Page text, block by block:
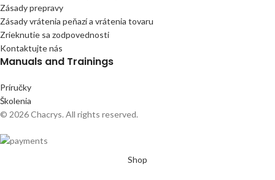
Zásady prepravy
Zásady vrátenia peňazí a vrátenia tovaru
Zrieknutie sa zodpovednosti
Kontaktujte nás
Manuals and Trainings
Príručky
Školenia
© 2026 Chacrys. All rights reserved.
Shop